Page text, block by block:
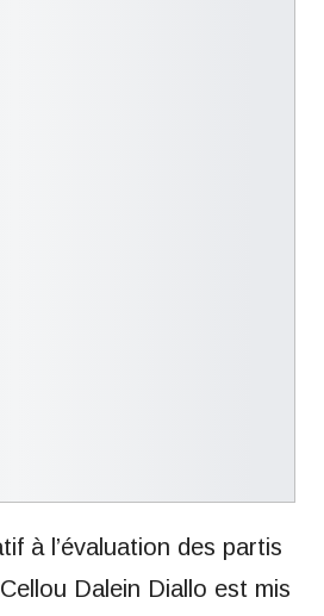
à l’évaluation des partis
Dalein Diallo est mis